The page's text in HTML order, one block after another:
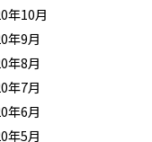
年10月
年9月
年8月
年7月
年6月
年5月